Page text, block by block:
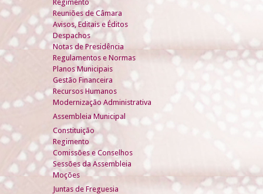
Regimento
Reuniões de Câmara
Avisos, Editais e Éditos
Despachos
Notas de Presidência
Regulamentos e Normas
Planos Municipais
Gestão Financeira
Recursos Humanos
Modernização Administrativa
Assembleia Municipal
Constituição
Regimento
Comissões e Conselhos
Sessões da Assembleia
Moções
Juntas de Freguesia